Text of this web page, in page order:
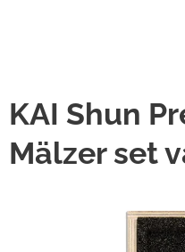
KAI Shun
Mälzer set